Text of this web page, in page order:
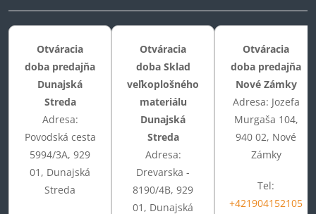
Otváracia
doba predajňa
Dunajská
Streda
Adresa:
Povodská cesta
5994/3A, 929
01, Dunajská
Streda
Otváracia
doba Sklad
veľkoplošného
materiálu
Dunajská
Streda
Adresa:
Drevarska -
8190/4B, 929
01, Dunajská
Otváracia
doba predajňa
Nové Zámky
Adresa: Jozefa
Murgaša 104,
940 02, Nové
Zámky
Tel:
+421904152105